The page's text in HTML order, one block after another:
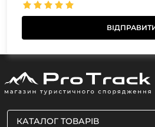
КАТАЛОГ ТОВАРІВ